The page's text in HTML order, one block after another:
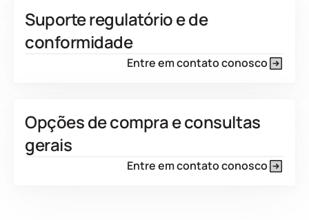
Suporte regulatório e de
conformidade
Entre em contato conosco
Opções de compra e consultas
gerais
Entre em contato conosco